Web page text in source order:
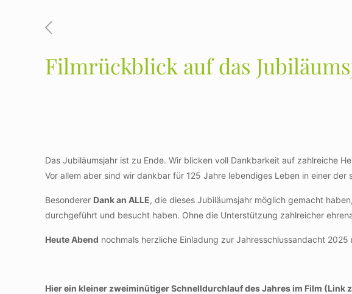
Filmrückblick auf das
Das Jubiläumsjahr ist zu Ende. Wir blicken voll Dankbarkeit auf zahlreiche
Vor allem aber sind wir dankbar für 125 Jahre lebendiges Leben in einer der
Besonderer Dank an ALLE, die dieses Jubiläumsjahr möglich gemacht
durchgeführt und besucht haben. Ohne die Unterstützung zahlreicher
Heute Abend nochmals herzliche Einladung zur Jahresschlussandacht
Hier ein kleiner zweiminütiger Schnelldurchlauf des Jahres im Film (Link
Mit
dem
des
Videos
von